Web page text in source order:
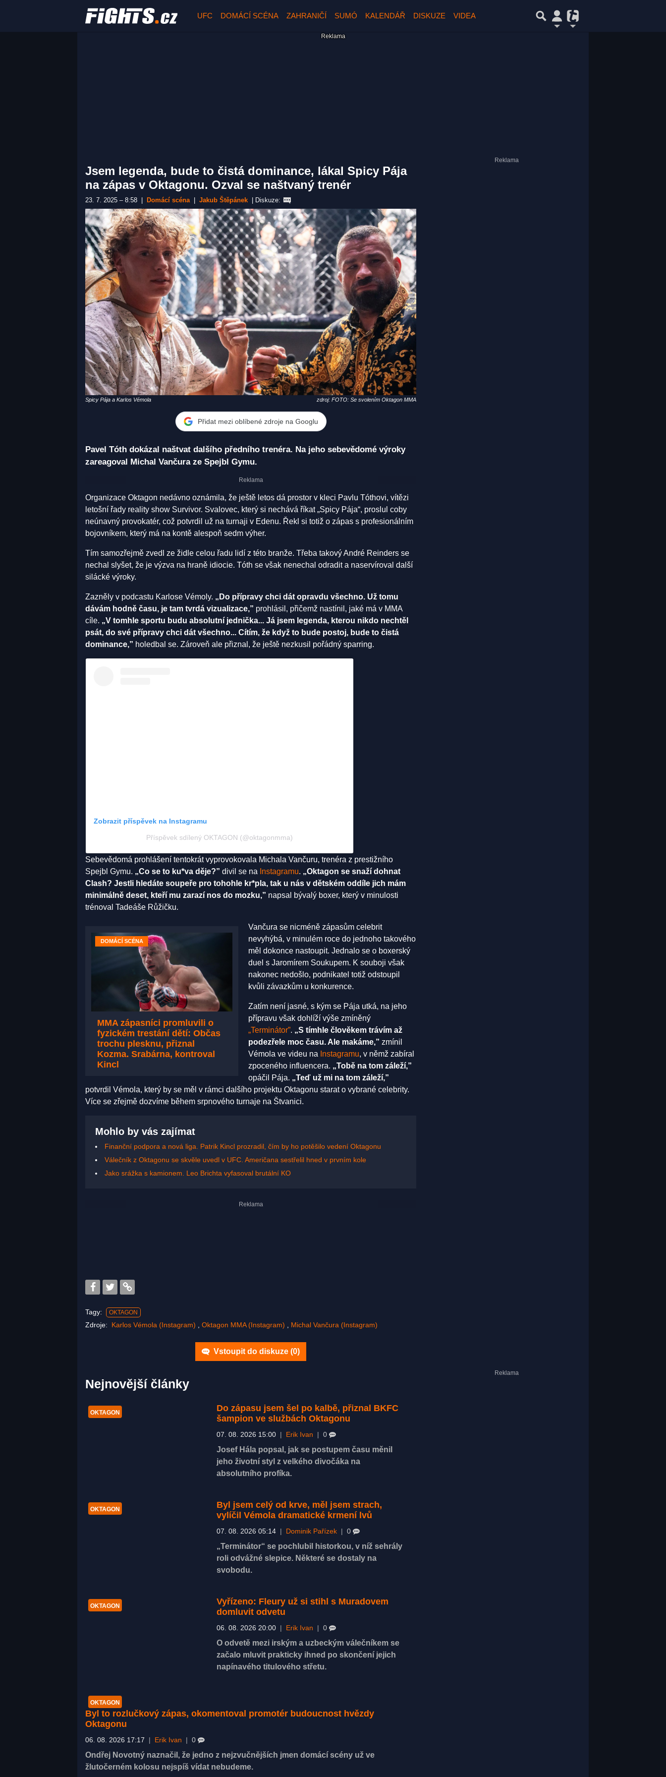
UFC DOMÁCÍ SCÉNA ZAHRANIČÍ SUMÓ KALENDÁŘ DISKUZE VIDEA
Jsem legenda, bude to čistá dominance, lákal Spicy Pája
na zápas v Oktagonu. Ozval se naštvaný trenér
23. 7. 2025 – 8:58 Domácí scéna Jakub Štěpánek Diskuze:
Spicy Pája a Karlos Vémola zdroj: FOTO: Se svolením Oktagon MMA
Přidat mezi oblíbené zdroje na Googlu
Pavel Tóth dokázal naštvat dalšího předního trenéra. Na jeho sebevědomé výroky
zareagoval Michal Vančura ze Spejbl Gymu.
Organizace Oktagon nedávno oznámila, že ještě letos dá prostor v kleci Pavlu Tóthovi, vítězi
letošní řady reality show Survivor. Svalovec, který si nechává říkat „Spicy Pája“, proslul coby
neúnavný provokatér, což potvrdil už na turnaji v Edenu. Řekl si totiž o zápas s profesionálním
bojovníkem, který má na kontě alespoň sedm výher.
Tím samozřejmě zvedl ze židle celou řadu lidí z této branže. Třeba takový André Reinders se
nechal slyšet, že je výzva na hraně idiocie. Tóth se však nenechal odradit a naservíroval další
silácké výroky.
Zazněly v podcastu Karlose Vémoly. „Do přípravy chci dát opravdu všechno. Už tomu
dávám hodně času, je tam tvrdá vizualizace,” prohlásil, přičemž nastínil, jaké má v MMA
cíle. „V tomhle sportu budu absolutní jednička... Já jsem legenda, kterou nikdo nechtěl
psát, do své přípravy chci dát všechno... Cítím, že když to bude postoj, bude to čistá
dominance,” holedbal se. Zároveň ale přiznal, že ještě nezkusil pořádný sparring.
Zobrazit příspěvek na Instagramu
Příspěvek sdílený OKTAGON (@oktagonmma)
Sebevědomá prohlášení tentokrát vyprovokovala Michala Vančuru, trenéra z prestižního
Spejbl Gymu. „Co se to ku*va děje?” divil se na Instagramu. „Oktagon se snaží dohnat
Clash? Jestli hledáte soupeře pro tohohle kr*pla, tak u nás v dětském oddíle jich mám
minimálně deset, kteří mu zarazí nos do mozku,” napsal bývalý boxer, který v minulosti
trénoval Tadeáše Růžičku.
DOMÁCÍ SCÉNA
MMA zápasníci promluvili o
fyzickém trestání dětí: Občas
trochu plesknu, přiznal
Kozma. Srabárna, kontroval
Kincl
Vančura se nicméně zápasům celebrit
nevyhýbá, v minulém roce do jednoho takového
měl dokonce nastoupit. Jednalo se o boxerský
duel s Jaromírem Soukupem. K souboji však
nakonec nedošlo, podnikatel totiž odstoupil
kvůli závazkům u konkurence.
Zatím není jasné, s kým se Pája utká, na jeho
přípravu však dohlíží výše zmíněný
„Terminátor”. „S tímhle člověkem trávím až
podezřele moc času. Ale makáme,” zmínil
Vémola ve videu na Instagramu, v němž zabíral
zpoceného influencera. „Tobě na tom záleží,”
opáčil Pája. „Teď už mi na tom záleží,”
potvrdil Vémola, který by se měl v rámci dalšího projektu Oktagonu starat o vybrané celebrity.
Více se zřejmě dozvíme během srpnového turnaje na Štvanici.
Mohlo by vás zajímat
Finanční podpora a nová liga. Patrik Kincl prozradil, čím by ho potěšilo vedení Oktagonu
Válečník z Oktagonu se skvěle uvedl v UFC. Američana sestřelil hned v prvním kole
Jako srážka s kamionem. Leo Brichta vyfasoval brutální KO
Tagy: OKTAGON
Zdroje: Karlos Vémola (Instagram) Oktagon MMA (Instagram) Michal Vančura (Instagram)
Vstoupit do diskuze (0)
Nejnovější články
OKTAGON
Do zápasu jsem šel po kalbě, přiznal BKFC
šampion ve službách Oktagonu
07. 08. 2026 15:00 | Erik Ivan | 0
Josef Hála popsal, jak se postupem času měnil
jeho životní styl z velkého divočáka na
absolutního profíka.
OKTAGON
Byl jsem celý od krve, měl jsem strach,
vylíčil Vémola dramatické krmení lvů
07. 08. 2026 05:14 | Dominik Pařízek | 0
„Terminátor“ se pochlubil historkou, v níž sehrály
roli odvážné slepice. Některé se dostaly na
svobodu.
OKTAGON
Vyřízeno: Fleury už si stihl s Muradovem
domluvit odvetu
06. 08. 2026 20:00 | Erik Ivan | 0
O odvetě mezi irským a uzbeckým válečníkem se
začalo mluvit prakticky ihned po skončení jejich
napínavého titulového střetu.
OKTAGON
Byl to rozlučkový zápas, okomentoval promotér budoucnost hvězdy
Oktagonu
06. 08. 2026 17:17 | Erik Ivan | 0
Ondřej Novotný naznačil, že jedno z nejzvučnějších jmen domácí scény už ve
žlutočerném kolosu nejspíš vídat nebudeme.